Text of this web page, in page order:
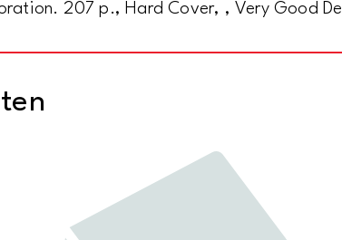
207 p., Hard Cover, , Very Good